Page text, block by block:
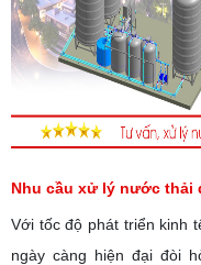
Nhu cầu xử lý nước thải
Với tốc độ phát triển kinh
ngày càng hiện đại đòi